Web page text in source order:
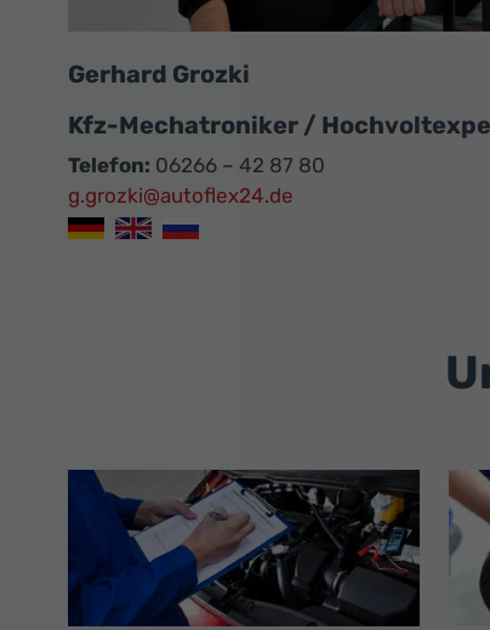
Gerhard Grozki
Kfz-Mechatroniker /
Telefon: 06266 – 42 87 80
g.grozki@autoflex24.de